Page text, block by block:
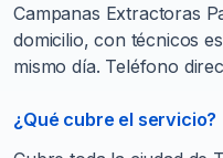
Campanas Extractoras
domicilio, con técnicos
mismo día. Teléfono
¿Qué cubre el servicio?